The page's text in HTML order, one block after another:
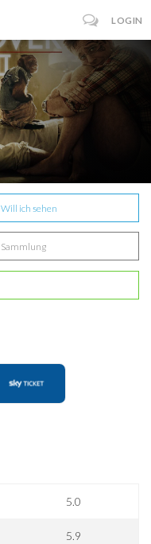
LOGIN
Will ich sehen
Sammlung
5.0
5.9